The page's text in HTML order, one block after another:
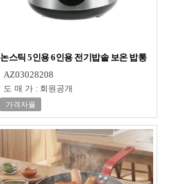
논스틱 5인용 6인용 전기밥솥 보온 밥통
AZ03028208
도매가 : 회원공개
가격자율